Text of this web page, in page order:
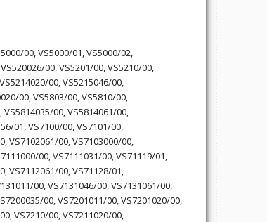
00, VS5000/01, VS5000/02,
00, VS5201/00, VS5210/00,
00, VS5215046/00,
00, VS5803/00, VS5810/00,
00, VS5814061/00,
01, VS7100/00, VS7101/00,
VS7102061/00, VS7103000/00,
00, VS7111031/00, VS71119/01,
VS7112061/00, VS71128/01,
00, VS7131046/00, VS7131061/00,
00, VS7201011/00, VS7201020/00,
VS7210/00, VS7211020/00,